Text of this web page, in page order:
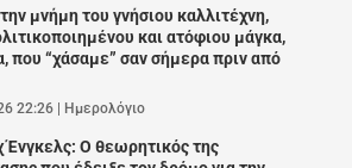
μνήμη του γνήσιου καλλιτέχνη,
και ατόφιου μάγκα,
που “χάσαμε” σαν σήμερα πριν από
22:26 Ημερολόγιο
Ένγκελς: Ο θεωρητικός της